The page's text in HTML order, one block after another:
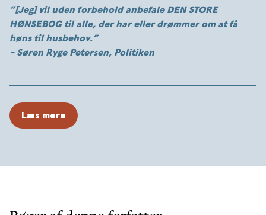
”[Jeg] vil uden forbehold anbefale DEN STORE
HØNSEBOG til alle, der har eller drømmer om at få
høns til husbehov.”
- Søren Ryge Petersen, Politiken
end 80 hønseracer, heraf over 50 illustreret med
farvefotos. Den fortæller alt om avl og arvelighed,
decideret produktionsplan for den, der gerne vil være
Læs mere